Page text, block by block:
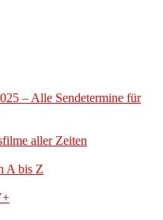
– Alle Sendetermine für
aller Zeiten
A bis Z